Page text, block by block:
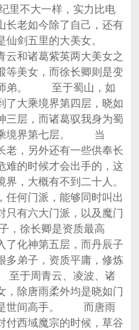
不大一样，实力比电
长老如今除了自己，还有
剑五里的大美女。
和诸葛紫英两大美女之
等美女，而徐长卿则是变
师弟。 至于蜀山，如
了大乘境界第四层，晓如
三层，而诸葛驭我身为蜀
乘境界第七层。 当
老，另外还有一些供奉长
难的时候才会出手的，这
，大概有不到二十人。
何门派，能够同时叫出
只有六大门派，以及魔门
徐长卿是资质最高
了化神第五层，而丹辰子
多弟子，资质平庸，修炼
于周青云、凌波、诸
，除唐雨柔外均是晓如门
是世间高手。 而唐雨
付西域魔宗的时候，草谷